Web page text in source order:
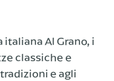
Al Grano, i
classiche e
e agli